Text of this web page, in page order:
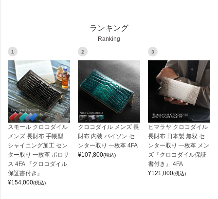
ランキング
Ranking
1
スモール クロコダイル
メンズ 長財布 手帳型
シャイニング加工 セン
ター取り 一枚革 ポロサ
ス 4FA 『クロコダイル
保証書付き』
¥154,000(税込)
2
クロコダイル メンズ 長
財布 内装 パイソン セ
ンター取り 一枚革 4FA
¥107,800(税込)
3
ヒマラヤ クロコダイル
長財布 日本製 無双 セ
ンター取り 一枚革 メン
ズ『クロコダイル保証
書付き』 4FA
¥121,000(税込)